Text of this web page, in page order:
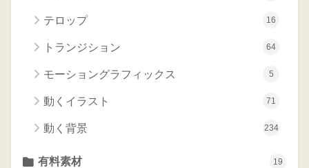
テロップ 16
トランジション 64
モーショングラフィックス 5
動くイラスト 71
動く背景 234
有料素材 19